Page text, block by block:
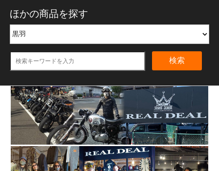
ほかの商品を探す
検索